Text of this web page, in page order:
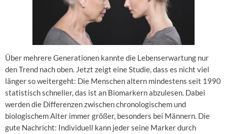
Über mehrere Generationen kannte die Lebenserwartung nur
den Trend nach oben. Jetzt zeigt eine Studie, dass es nicht viel
länger so weitergeht: Die Menschen altern mindestens seit 1990
statistisch schneller, das ist an Biomarkern abzulesen. Dabei
werden die Differenzen zwischen chronologischem und
biologischem Alter immer größer, besonders bei Männern. Die
gute Nachricht: Individuell kann jeder seine Marker durch